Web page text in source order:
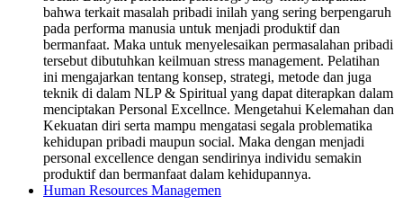
bahwa terkait masalah pribadi inilah yang sering berpengaruh
pada performa manusia untuk menjadi produktif dan
bermanfaat. Maka untuk menyelesaikan permasalahan pribadi
tersebut dibutuhkan keilmuan stress management. Pelatihan
ini mengajarkan tentang konsep, strategi, metode dan juga
teknik di dalam NLP & Spiritual yang dapat diterapkan dalam
menciptakan Personal Excellnce. Mengetahui Kelemahan dan
Kekuatan diri serta mampu mengatasi segala problematika
kehidupan pribadi maupun social. Maka dengan menjadi
personal excellence dengan sendirinya individu semakin
produktif dan bermanfaat dalam kehidupannya.
Human Resources Managemen